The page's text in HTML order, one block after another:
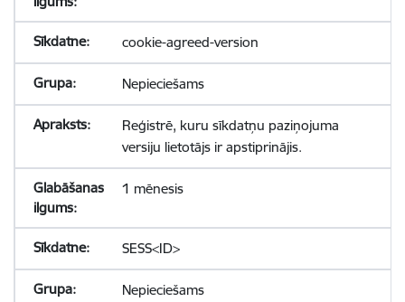
cookie-agreed-version
Nepieciešams
Reģistrē, kuru sīkdatņu paziņojuma
versiju lietotājs ir apstiprinājis.
1 mēnesis
SESS<ID>
Nepieciešams